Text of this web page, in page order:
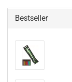
Bestseller